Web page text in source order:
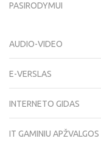
PASIRODYMUI
AUDIO-VIDEO
E-VERSLAS
INTERNETO GIDAS
IT GAMINIU APŽVALGOS